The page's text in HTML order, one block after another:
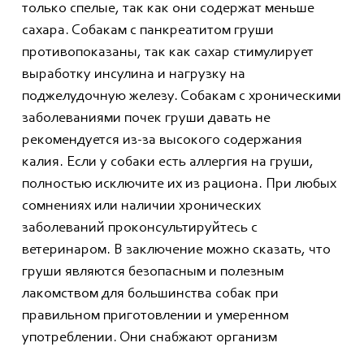
только спелые, так как они содержат меньше
сахара. Собакам с панкреатитом груши
противопоказаны, так как сахар стимулирует
выработку инсулина и нагрузку на
поджелудочную железу. Собакам с хроническими
заболеваниями почек груши давать не
рекомендуется из-за высокого содержания
калия. Если у собаки есть аллергия на груши,
полностью исключите их из рациона. При любых
сомнениях или наличии хронических
заболеваний проконсультируйтесь с
ветеринаром. В заключение можно сказать, что
груши являются безопасным и полезным
лакомством для большинства собак при
правильном приготовлении и умеренном
употреблении. Они снабжают организм